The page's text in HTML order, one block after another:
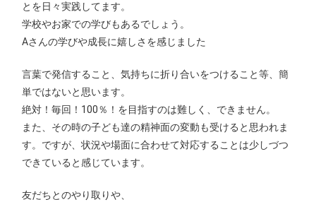
とを日々実践してます。
学校やお家での学びもあるでしょう。
Аさんの学びや成長に嬉しさを感じました
言葉で発信すること、気持ちに折り合いをつけること等、簡
単ではないと思います。
絶対！毎回！100％！を目指すのは難しく、できません。
また、その時の子ども達の精神面の変動も受けると思われま
す。ですが、状況や場面に合わせて対応することは少しづつ
できていると感じています。
友だちとのやり取りや、